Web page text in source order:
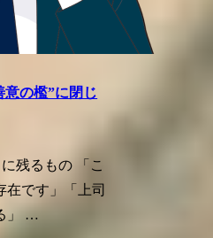
の檻”に閉じ
残るもの 「こ
在です」「上司
」 …